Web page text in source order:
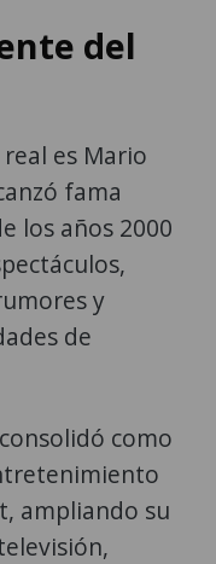
del
es Mario
fama
los años 2000
y
de
como
ampliando su